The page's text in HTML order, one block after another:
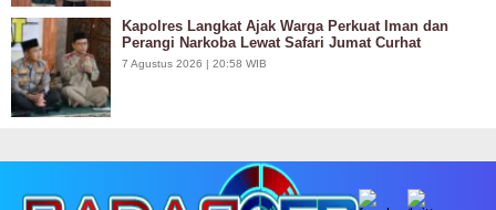
Kapolres Langkat Ajak Warga Perkuat Iman dan
Perangi Narkoba Lewat Safari Jumat Curhat
7 Agustus 2026 | 20:58 WIB